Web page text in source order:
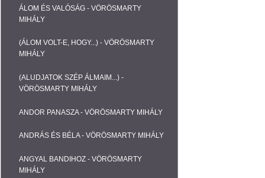
ÁLOM ÉS VALÓSÁG - VÖRÖSMARTY
MIHÁLY
(ÁLOM VOLT-E, HOGY...) - VÖRÖSMARTY
MIHÁLY
(ALUDJATOK SZÉP ÁLMAIM...) -
VÖRÖSMARTY MIHÁLY
ANDOR PANASZA - VÖRÖSMARTY MIHÁLY
ANDRÁS ÉS BÉLA - VÖRÖSMARTY MIHÁLY
ANGYAL BANDIHOZ - VÖRÖSMARTY
MIHÁLY